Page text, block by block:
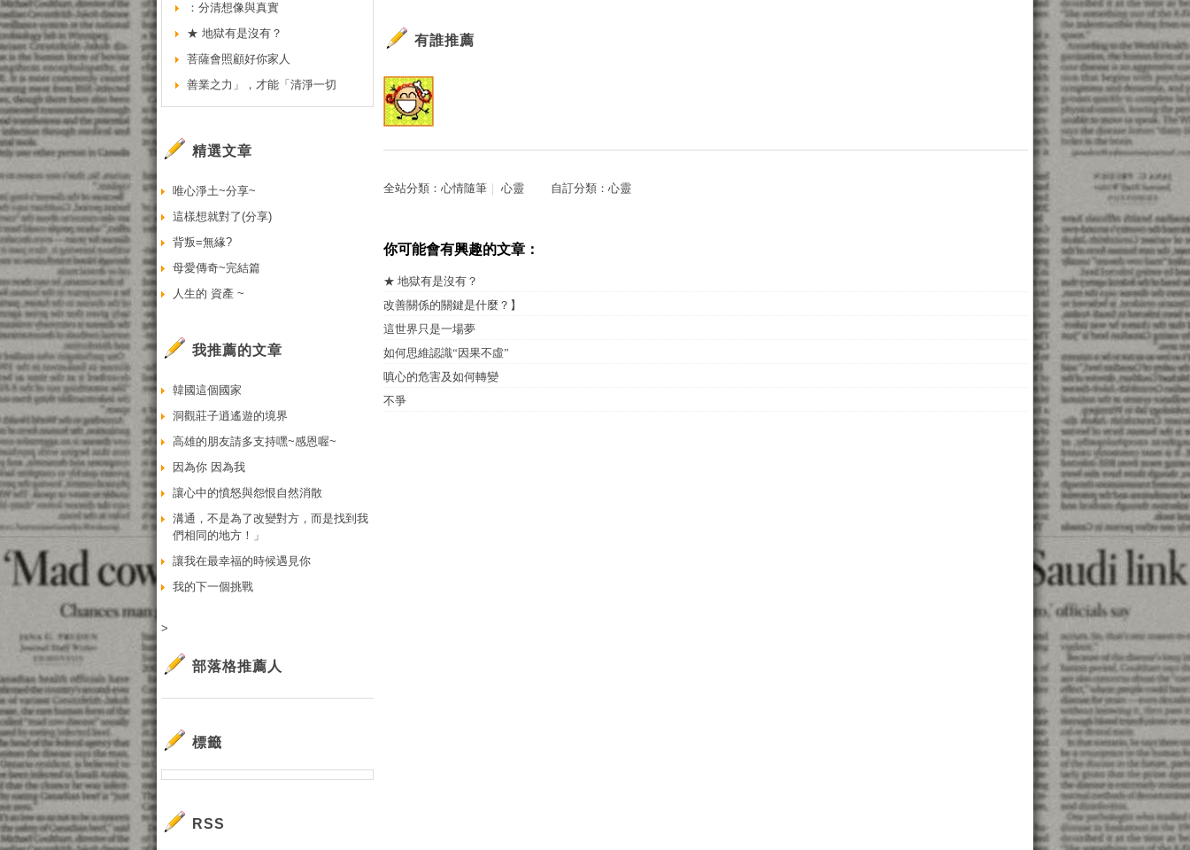
有誰推薦
全站分類： 心情隨筆 心靈 自訂分類： 心靈
你可能會有興趣的文章：
★ 地獄有是沒有？
改善關係的關鍵是什麼？】
這世界只是一場夢
如何思維認識“因果不虛”
嗔心的危害及如何轉變
不爭
：分清想像與真實
★ 地獄有是沒有？
菩薩會照顧好你家人
善業之力」，才能「清淨一切
精選文章
唯心淨土~分享~
這樣想就對了(分享)
背叛=無緣?
母愛傳奇~完結篇
人生的 資產 ~
我推薦的文章
韓國這個國家
洞觀莊子逍遙遊的境界
高雄的朋友請多支持嘿~感恩喔~
因為你 因為我
讓心中的憤怒與怨恨自然消散
溝通，不是為了改變對方，而是找到我
們相同的地方！」
讓我在最幸福的時候遇見你
我的下一個挑戰
>
部落格推薦人
標籤
RSS